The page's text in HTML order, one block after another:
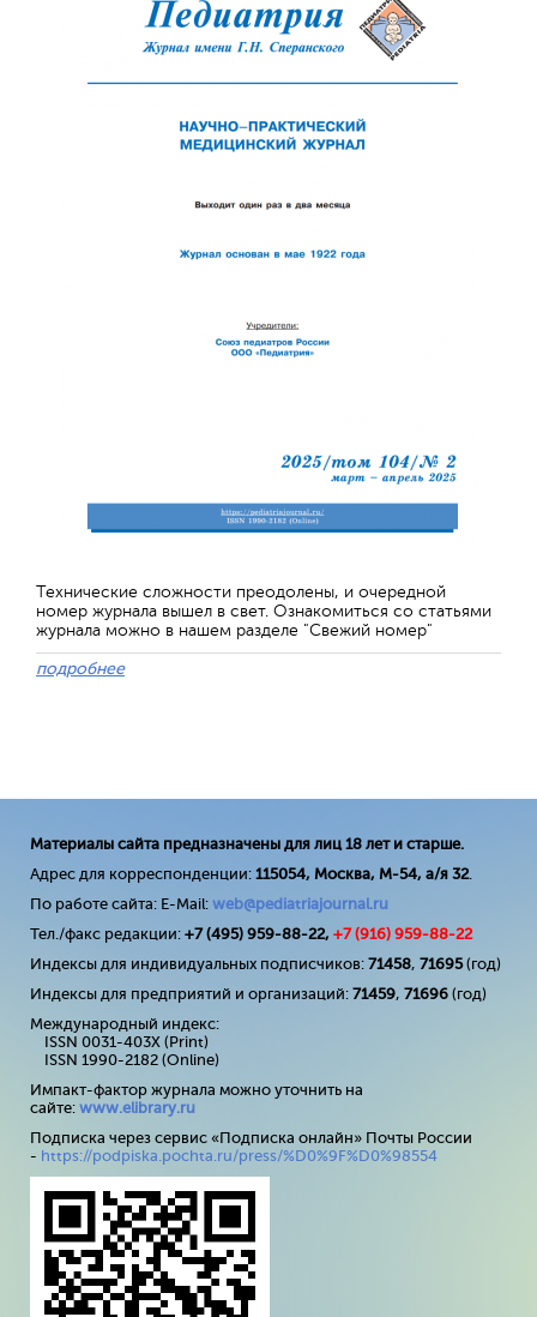
Технические сложности преодолены, и очередной
номер журнала вышел в свет. Ознакомиться со статьями
журнала можно в нашем разделе "Свежий номер"
подробнее
Материалы сайта предназначены для лиц 18 лет и старше.
Адрес для корреспонденции: 115054, Москва, М-54, а/я 32.
По работе сайта: E-Mail: web@pediatriajournal.ru
Тел./факс редакции: +7 (495) 959-88-22, +7 (916) 959-88-22
Индексы для индивидуальных подписчиков: 71458, 71695(год)
Индексы для предприятий и организаций: 71459, 71696 (год)
Международный индекс:
ISSN 0031-403X (Print)
ISSN 1990-2182 (Online)
Импакт-фактор журнала можно уточнить на
сайте: www.elibrary.ru
Подписка через сервис «Подписка онлайн» Почты России
- https://podpiska.pochta.ru/press/%D0%9F%D0%98554